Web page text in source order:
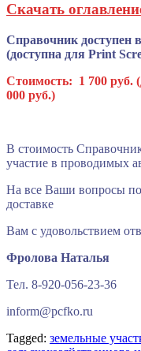
Скачать
Справочник доступен
(доступна для Print
Стоимость: 1 700 руб.
000 руб.)
В стоимость
участие в проводимых
На все Ваши вопросы
доставке
Вам с удовольствием
Фролова Наталья
Тел. 8-920-056-23-36
inform@pcfko.ru
Tagged: земельные